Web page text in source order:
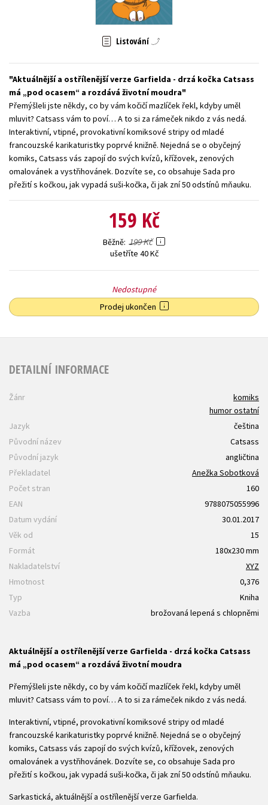
Zahraniční literatura
Všechny tituly
Listování
Aktuálnější a ostřílenější verze Garfielda - drzá kočka Catsass
má „pod ocasem“ a rozdává životní moudra
Přemýšleli jste někdy, co by vám kočičí mazlíček řekl, kdyby uměl
mluvit? Catsass vám to poví… A to si za rámeček nikdo z vás nedá.
Interaktivní, vtipné, provokativní komiksové stripy od mladé
francouzské karikaturistky poprvé knižně. Nejedná se o obyčejný
komiks, Catsass vás zapojí do svých kvízů, křížovek, zenových
omalovánek a vystřihovánek. Dozvíte se, co obsahuje Sada pro
přežití s kočkou, jak vypadá suši-kočka, či jak zní 50 odstínů mňauku.
159 Kč
Běžně 199 Kč
ušetříte 40 Kč
Nedostupné
Prodej ukončen
DETAILNÍ INFORMACE
Žánr
komiks
humor ostatní
Jazyk
čeština
Původní název
Catsass
Původní jazyk
angličtina
Překladatel
Anežka Sobotková
Počet stran
160
EAN
9788075055996
Datum vydání
30.01.2017
Věk od
15
Formát
180x230 mm
Nakladatelství
XYZ
Hmotnost
0,376
Typ
Kniha
Vazba
brožovaná lepená s chlopněmi
Aktuálnější a ostřílenější verze Garfielda - drzá kočka Catsass
má „pod ocasem“ a rozdává životní moudra
Přemýšleli jste někdy, co by vám kočičí mazlíček řekl, kdyby uměl
mluvit? Catsass vám to poví… A to si za rámeček nikdo z vás nedá.
Interaktivní, vtipné, provokativní komiksové stripy od mladé
francouzské karikaturistky poprvé knižně. Nejedná se o obyčejný
komiks, Catsass vás zapojí do svých kvízů, křížovek, zenových
omalovánek a vystřihovánek. Dozvíte se, co obsahuje Sada pro
přežití s kočkou, jak vypadá suši-kočka, či jak zní 50 odstínů mňauku.
Sarkastická, aktuálnější a ostřílenější verze Garfielda.